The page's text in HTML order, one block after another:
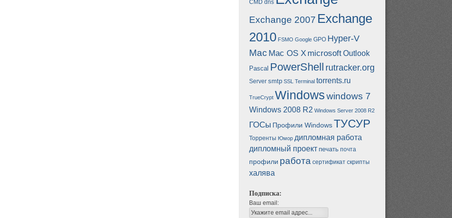
CMD dns
Exchange 2007 Exchange
2010 FSMO Google GPO Hyper-V
Mac Mac OS X microsoftOutlook
Pascal PowerShell rutracker.org
Server smtp SSL Terminal torrents.ru
TrueCrypt Windowswindows 7
Windows 2008 R2 Windows Server 2008 R2
ГОСы Профили WindowsТУСУР
Торренты Юмор дипломная работа
дипломный проект печать почта
профили работа сертификат скрипты
халява
Подписка:
Ваш email: